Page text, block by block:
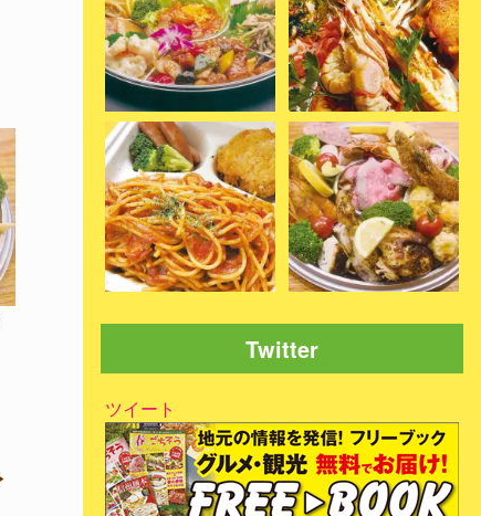
Twitter
ツイート